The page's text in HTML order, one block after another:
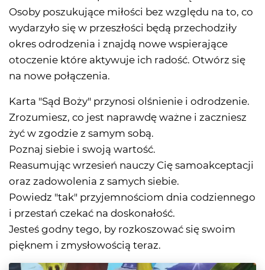
Osoby poszukujące miłości bez względu na to, co
wydarzyło się w przeszłości będą przechodziły
okres odrodzenia i znajdą nowe wspierające
otoczenie które aktywuje ich radość. Otwórz się
na nowe połączenia.
Karta "Sąd Boży" przynosi olśnienie i odrodzenie.
Zrozumiesz, co jest naprawdę ważne i zaczniesz
żyć w zgodzie z samym sobą.
Poznaj siebie i swoją wartość.
Reasumując wrzesień nauczy Cię samoakceptacji
oraz zadowolenia z samych siebie.
Powiedz "tak" przyjemnościom dnia codziennego
i przestań czekać na doskonałość.
Jesteś godny tego, by rozkoszować się swoim
pięknem i zmysłowością teraz.